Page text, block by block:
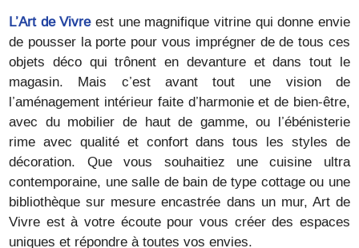
L’Art de Vivreest une magnifique vitrine qui donne envie
de pousser la porte pour vous imprégner de de tous ces
objets déco qui trônent en devanture et dans tout le
magasin. Mais c’est avant tout une vision de
l’aménagement intérieur faite d’harmonie et de bien-être,
avec du mobilier de haut de gamme, ou l’ébénisterie
rime avec qualité et confort dans tous les styles de
décoration. Que vous souhaitiez une cuisine ultra
contemporaine, une salle de bain de type cottage ou une
bibliothèque sur mesure encastrée dans un mur, Art de
Vivre est à votre écoute pour vous créer des espaces
uniques et répondre à toutes vos envies.